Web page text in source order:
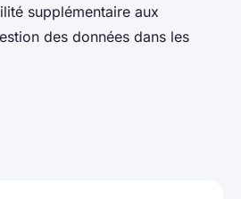
supplémentaire aux
des données dans les